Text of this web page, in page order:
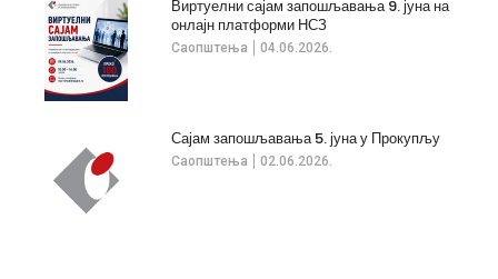
Саопштења 04.06.2026.
Виртуелни сајам запошљавања 9. јуна на
онлајн платформи НСЗ
Саопштења 02.06.2026.
Сајам запошљавања 5. јуна у Прокупљу